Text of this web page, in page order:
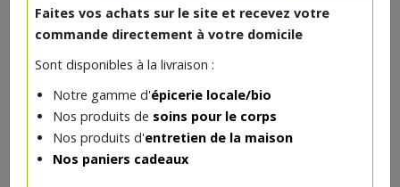
Faites vos achats sur le site et recevez votre
commande directement à votre domicile
Sont disponibles à la livraison :
Notre gamme d'épicerie locale/bio
Nos produits de soins pour le corps
Nos produits d'entretien de la maison
Nos paniers cadeaux
Colis barbecue n°1
BOUCHERIE ABC